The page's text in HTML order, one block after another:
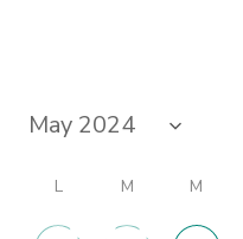
L M M